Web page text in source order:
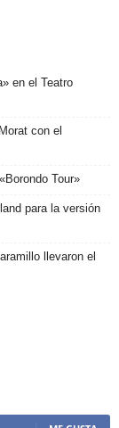
en el Teatro
con el
Tour»
para la versión
llevaron el